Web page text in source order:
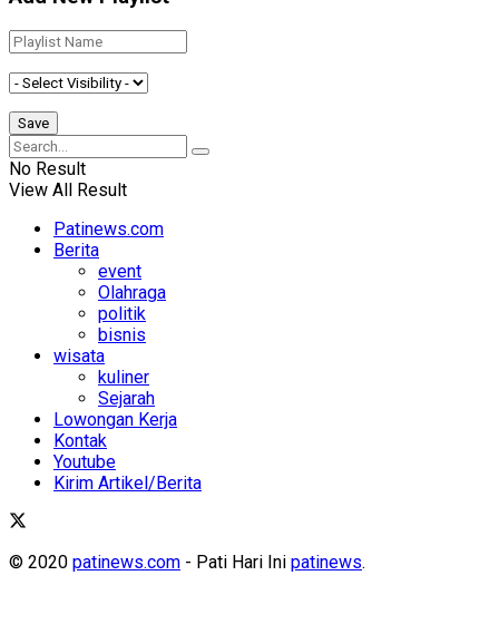
No Result
View All Result
Patinews.com
Berita
event
Olahraga
politik
bisnis
wisata
kuliner
Sejarah
Lowongan Kerja
Kontak
Youtube
Kirim Artikel/Berita
© 2020 patinews.com - Pati Hari Ini patinews.